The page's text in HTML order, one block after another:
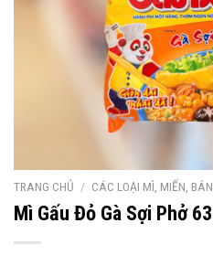
TRANG CHỦ / CÁC LOẠI MÌ, MIẾN,
Mì Gấu Đỏ Gà Sợi Phở